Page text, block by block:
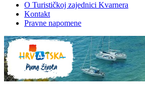
O Turističkoj zajednici Kvarnera
Kontakt
Pravne napomene